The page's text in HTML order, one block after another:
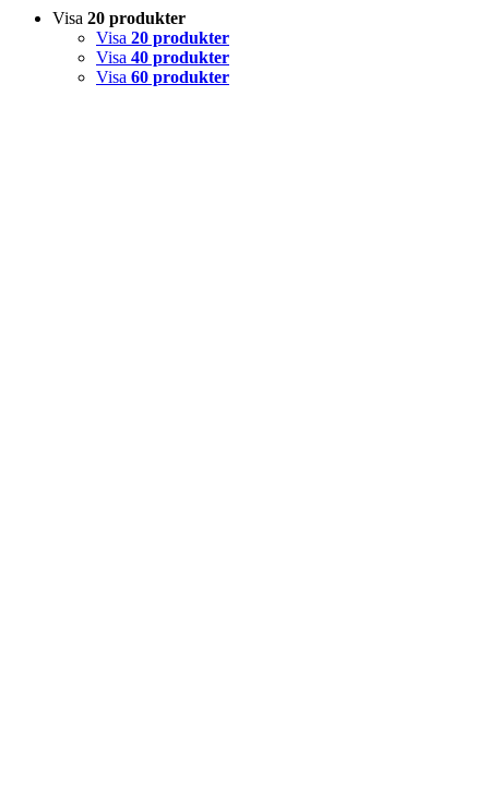
Visa 20 produkter
Visa 20 produkter
Visa 40 produkter
Visa 60 produkter